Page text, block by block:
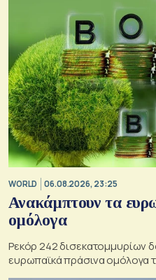
WORLD 06.08.2026, 23:25
Ανακάμπτουν τα
ομόλογα
Ρεκόρ 242 δισεκατομμυρίων
ευρωπαϊκά πράσινα ομόλογα